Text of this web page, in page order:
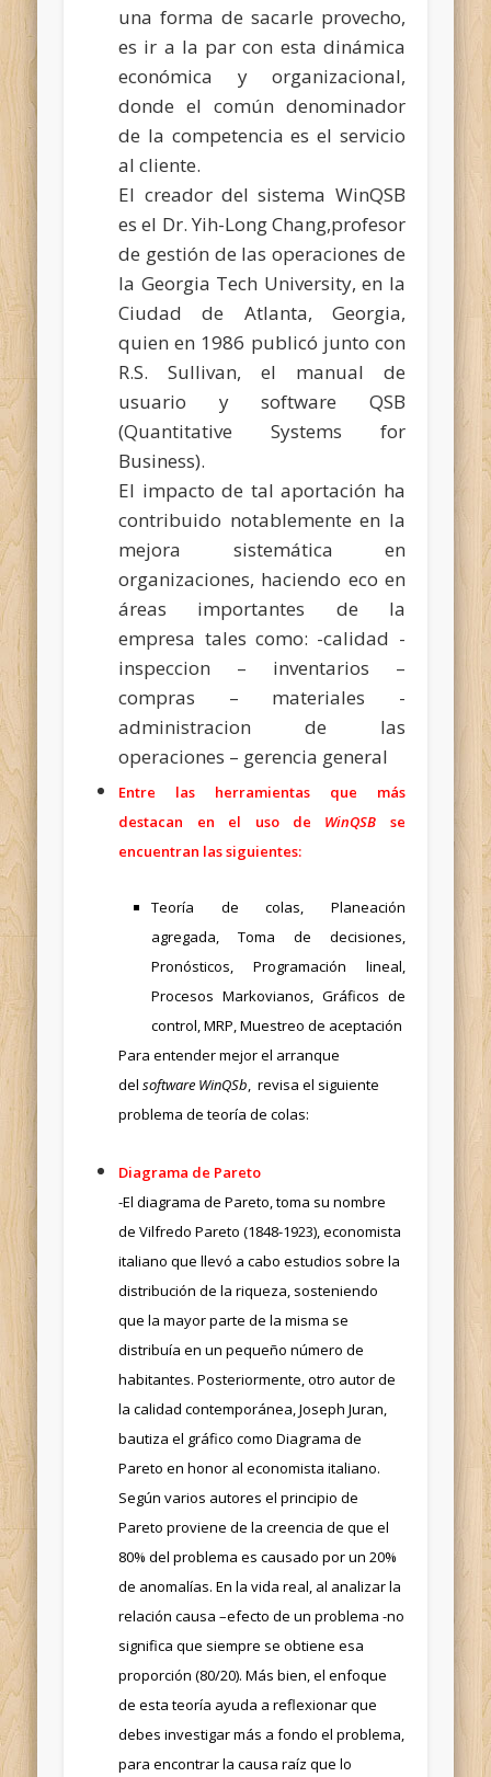
una forma de sacarle provecho,
es ir a la par con esta dinámica
económica y organizacional,
donde el común denominador
de la competencia es el servicio
al cliente.
El creador del sistema WinQSB
es el Dr. Yih-Long Chang,profesor
de gestión de las operaciones de
la Georgia Tech University, en la
Ciudad de Atlanta, Georgia,
quien en 1986 publicó junto con
R.S. Sullivan, el manual de
usuario y software QSB
(Quantitative Systems for
Business).
El impacto de tal aportación ha
contribuido notablemente en la
mejora sistemática en
organizaciones, haciendo eco en
áreas importantes de la
empresa tales como: -calidad -
inspeccion – inventarios –
compras – materiales -
administracion de las
operaciones – gerencia general
Entre las herramientas que más
destacan en el uso de WinQSB se
encuentran las siguientes:
Teoría de colas, Planeación
agregada, Toma de decisiones,
Pronósticos, Programación lineal,
Procesos Markovianos, Gráficos de
control, MRP, Muestreo de aceptación
Para entender mejor el arranque
delsoftware WinQSb, revisa el siguiente
problema de teoría de colas:
Diagrama de Pareto
-El diagrama de Pareto, toma su nombre
de Vilfredo Pareto (1848-1923), economista
italiano que llevó a cabo estudios sobre la
distribución de la riqueza, sosteniendo
que la mayor parte de la misma se
distribuía en un pequeño número de
habitantes. Posteriormente, otro autor de
la calidad contemporánea, Joseph Juran,
bautiza el gráfico como Diagrama de
Pareto en honor al economista italiano.
Según varios autores el principio de
Pareto proviene de la creencia de que el
80% del problema es causado por un 20%
de anomalías. En la vida real, al analizar la
relación causa –efecto de un problema -no
significa que siempre se obtiene esa
proporción (80/20). Más bien, el enfoque
de esta teoría ayuda a reflexionar que
debes investigar más a fondo el problema,
para encontrar la causa raíz que lo